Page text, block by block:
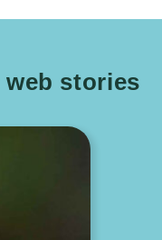
stories